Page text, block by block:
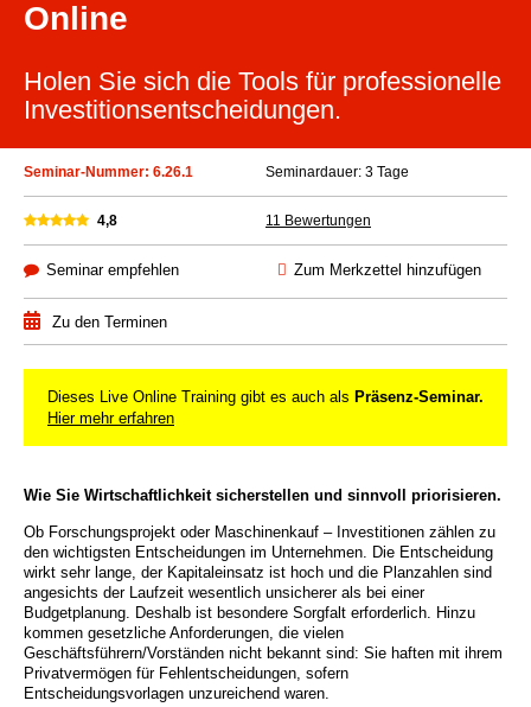
Online
Holen Sie sich die Tools für professionelle
Investitionsentscheidungen.
Seminar-Nummer: 6.26.1 Seminardauer: 3 Tage
4,8 11 Bewertungen
Seminar empfehlen Zum Merkzettel hinzufügen
Zu den Terminen
Dieses Live Online Training gibt es auch als Präsenz-Seminar.
Hier mehr erfahren
Wie Sie Wirtschaftlichkeit sicherstellen und sinnvoll priorisieren.
Ob Forschungsprojekt oder Maschinenkauf – Investitionen zählen zu
den wichtigsten Entscheidungen im Unternehmen. Die Entscheidung
wirkt sehr lange, der Kapitaleinsatz ist hoch und die Planzahlen sind
angesichts der Laufzeit wesentlich unsicherer als bei einer
Budgetplanung. Deshalb ist besondere Sorgfalt erforderlich. Hinzu
kommen gesetzliche Anforderungen, die vielen
Geschäftsführern/Vorständen nicht bekannt sind: Sie haften mit ihrem
Privatvermögen für Fehlentscheidungen, sofern
Entscheidungsvorlagen unzureichend waren.